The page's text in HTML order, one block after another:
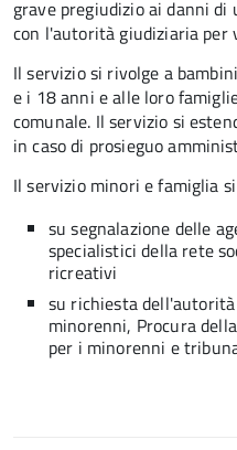
grave pregiudizio ai danni
con l'autorità giudiziaria per
Il servizio si rivolge a
e i 18 anni e alle loro
comunale. Il servizio si
in caso di prosieguo
Il servizio minori e famiglia
su segnalazione delle
specialistici della rete
ricreativi
su richiesta
minorenni, Procura
per i minorenni e